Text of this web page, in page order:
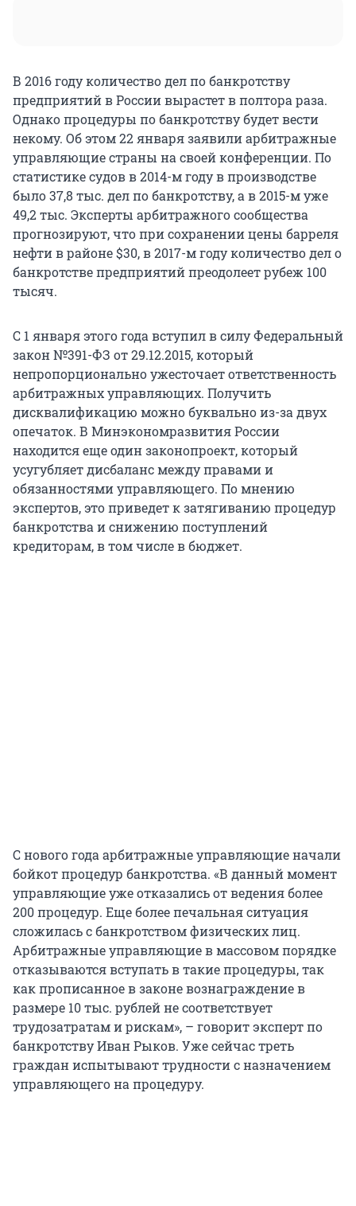
В 2016 году количество дел по банкротству
предприятий в России вырастет в полтора раза.
Однако процедуры по банкротству будет вести
некому. Об этом 22 января заявили арбитражные
управляющие страны на своей конференции. По
статистике судов в 2014-м году в производстве
было 37,8 тыс. дел по банкротству, а в 2015-м уже
49,2 тыс. Эксперты арбитражного сообщества
прогнозируют, что при сохранении цены барреля
нефти в районе $30, в 2017-м году количество дел о
банкротстве предприятий преодолеет рубеж 100
тысяч.
С 1 января этого года вступил в силу Федеральный
закон №391-ФЗ от 29.12.2015, который
непропорционально ужесточает ответственность
арбитражных управляющих. Получить
дисквалификацию можно буквально из-за двух
опечаток. В Минэкономразвития России
находится еще один законопроект, который
усугубляет дисбаланс между правами и
обязанностями управляющего. По мнению
экспертов, это приведет к затягиванию процедур
банкротства и снижению поступлений
кредиторам, в том числе в бюджет.
С нового года арбитражные управляющие начали
бойкот процедур банкротства. «В данный момент
управляющие уже отказались от ведения более
200 процедур. Еще более печальная ситуация
сложилась с банкротством физических лиц.
Арбитражные управляющие в массовом порядке
отказываются вступать в такие процедуры, так
как прописанное в законе вознаграждение в
размере 10 тыс. рублей не соответствует
трудозатратам и рискам», – говорит эксперт по
банкротству Иван Рыков. Уже сейчас треть
граждан испытывают трудности с назначением
управляющего на процедуру.